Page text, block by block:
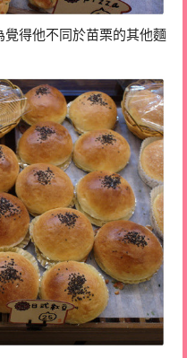
得他不同於苗栗的其他麵